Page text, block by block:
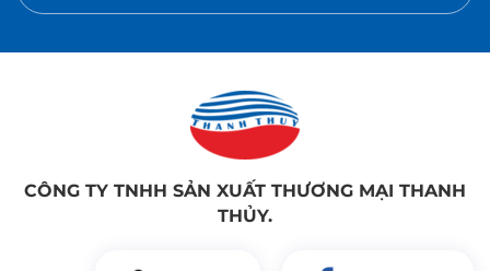
CÔNG TY TNHH SẢN XUẤT THƯƠNG MẠI THANH
THỦY.